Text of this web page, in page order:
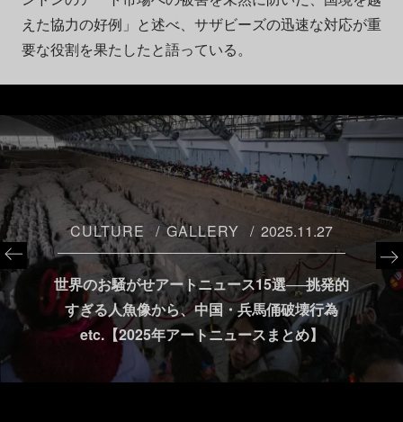
えた協力の好例」と述べ、サザビーズの迅速な対応が重
要な役割を果たしたと語っている。
CULTURE GALLERY 2025.11.27
世界のお騒がせアートニュース15選──挑発的
すぎる人魚像から、中国・兵馬俑破壊行為
etc.【2025年アートニュースまとめ】